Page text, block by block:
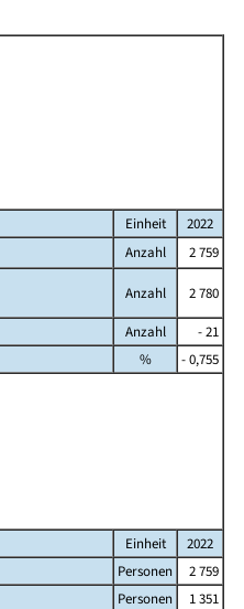
Einheit
2022
Anzahl
2 759
Anzahl 2 780
Anzahl
- 21
%
- 0,755
Einheit
2022
Personen
2 759
Personen
1 351